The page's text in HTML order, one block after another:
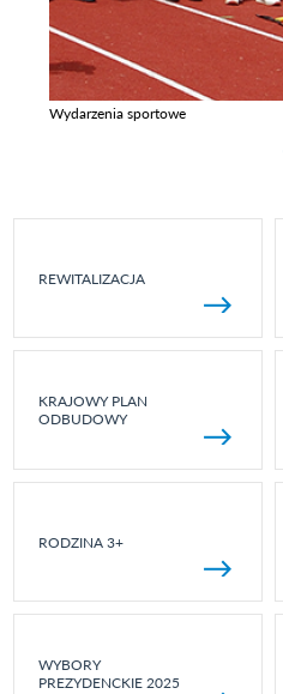
Wydarzenia sportowe
REWITALIZACJA
KRAJOWY PLAN
ODBUDOWY
RODZINA 3+
WYBORY
PREZYDENCKIE 2025